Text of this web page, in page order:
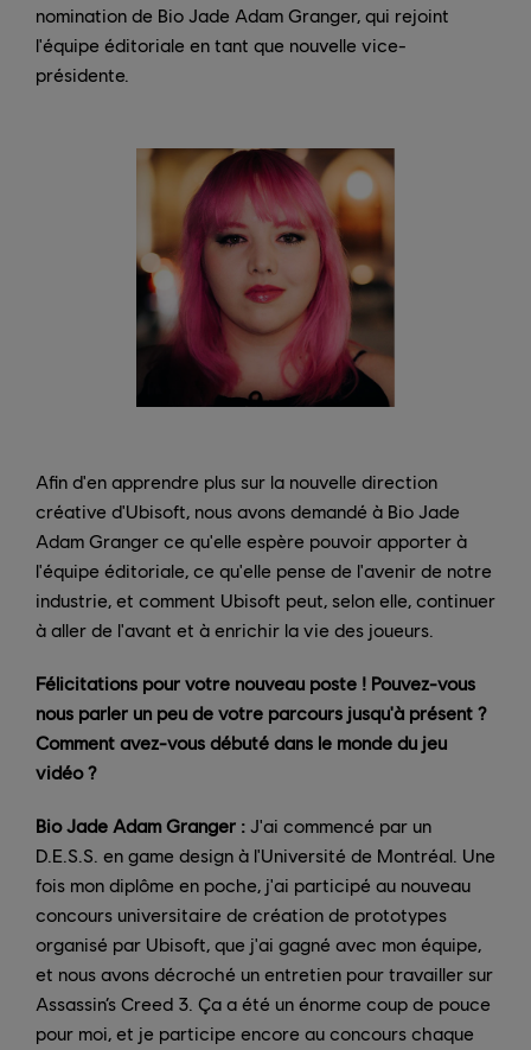
nomination de Bio Jade Adam Granger, qui rejoint
l'équipe éditoriale en tant que nouvelle vice-
présidente.
Afin d'en apprendre plus sur la nouvelle direction
créative d'Ubisoft, nous avons demandé à Bio Jade
Adam Granger ce qu'elle espère pouvoir apporter à
l'équipe éditoriale, ce qu'elle pense de l'avenir de notre
industrie, et comment Ubisoft peut, selon elle, continuer
à aller de l'avant et à enrichir la vie des joueurs.
Félicitations pour votre nouveau poste ! Pouvez-vous
nous parler un peu de votre parcours jusqu'à présent ?
Comment avez-vous débuté dans le monde du jeu
vidéo ?
Bio Jade Adam Granger : J'ai commencé par un
D.E.S.S. en game design à l'Université de Montréal. Une
fois mon diplôme en poche, j'ai participé au nouveau
concours universitaire de création de prototypes
organisé par Ubisoft, que j'ai gagné avec mon équipe,
et nous avons décroché un entretien pour travailler sur
Assassin’s Creed 3. Ça a été un énorme coup de pouce
pour moi, et je participe encore au concours chaque